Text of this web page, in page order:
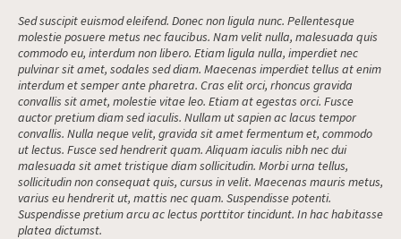
Sed suscipit euismod eleifend. Donec non ligula nunc. Pellentesque
molestie posuere metus nec faucibus. Nam velit nulla, malesuada quis
commodo eu, interdum non libero. Etiam ligula nulla, imperdiet nec
pulvinar sit amet, sodales sed diam. Maecenas imperdiet tellus at enim
interdum et semper ante pharetra. Cras elit orci, rhoncus gravida
convallis sit amet, molestie vitae leo. Etiam at egestas orci. Fusce
auctor pretium diam sed iaculis. Nullam ut sapien ac lacus tempor
convallis. Nulla neque velit, gravida sit amet fermentum et, commodo
ut lectus. Fusce sed hendrerit quam. Aliquam iaculis nibh nec dui
malesuada sit amet tristique diam sollicitudin. Morbi urna tellus,
sollicitudin non consequat quis, cursus in velit. Maecenas mauris metus,
varius eu hendrerit ut, mattis nec quam. Suspendisse potenti.
Suspendisse pretium arcu ac lectus porttitor tincidunt. In hac habitasse
platea dictumst.